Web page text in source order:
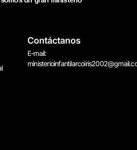
Contáctanos
E-mail: